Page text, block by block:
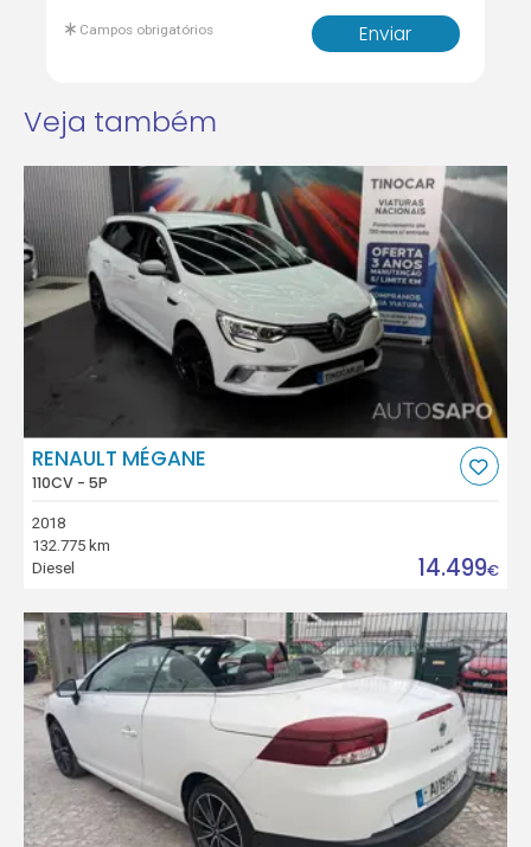
Enviar
Campos obrigatórios
Veja também
RENAULT MÉGANE
110CV - 5P
2018
132.775 km
Diesel
14.499€